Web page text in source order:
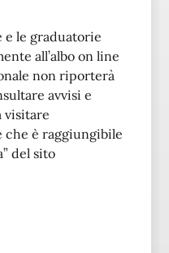
e le graduatorie
all’albo on line
non riporterà
avvisi e
visitare
che è raggiungibile
del sito